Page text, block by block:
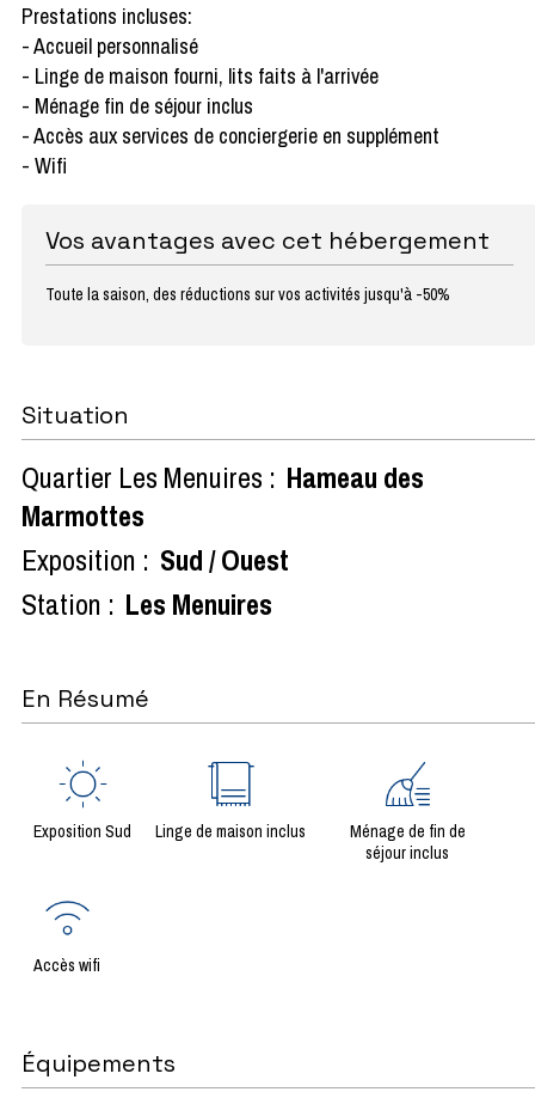
Prestations incluses:
- Accueil personnalisé
- Linge de maison fourni, lits faits à l'arrivée
- Ménage fin de séjour inclus
- Accès aux services de conciergerie en supplément
- Wifi
Vos avantages avec cet hébergement
Toute la saison, des réductions sur vos activités jusqu'à -50%
Situation
Quartier Les Menuires : Hameau des
Marmottes
Exposition : Sud / Ouest
Station : Les Menuires
En Résumé
Exposition Sud Linge de maison inclus
Ménage de fin de
séjour inclus
Accès wifi
Équipements